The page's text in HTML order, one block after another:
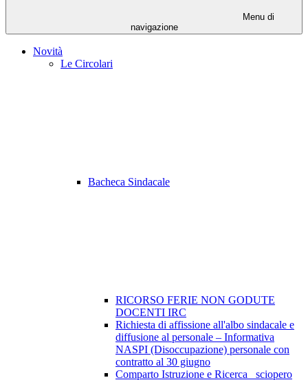
Menu di
navigazione
Novità
Le Circolari
Bacheca Sindacale
RICORSO FERIE NON GODUTE
DOCENTI IRC
Richiesta di affissione all'albo sindacale e
diffusione al personale – Informativa
NASPI (Disoccupazione) personale con
contratto al 30 giugno
Comparto Istruzione e Ricerca_ sciopero